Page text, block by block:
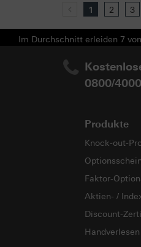
Previous
1 2 3
Im Durchschnitt erleiden 7
0800/
Produkte
Knock-out-
Faktor-
Aktien- /
Discount-
Handverlesen